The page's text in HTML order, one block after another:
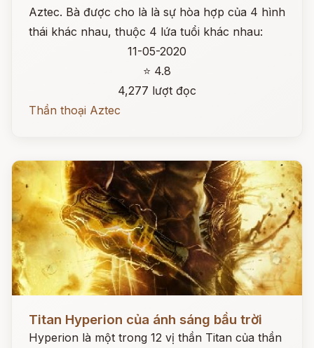
Aztec. Bà được cho là là sự hòa hợp của 4 hình
thái khác nhau, thuộc 4 lứa tuổi khác nhau:
11-05-2020
⭐ 4.8
4,277 lượt đọc
Thần thoại Aztec
Titan Hyperion của ánh sáng bầu trời
Hyperion là một trong 12 vị thần Titan của thần